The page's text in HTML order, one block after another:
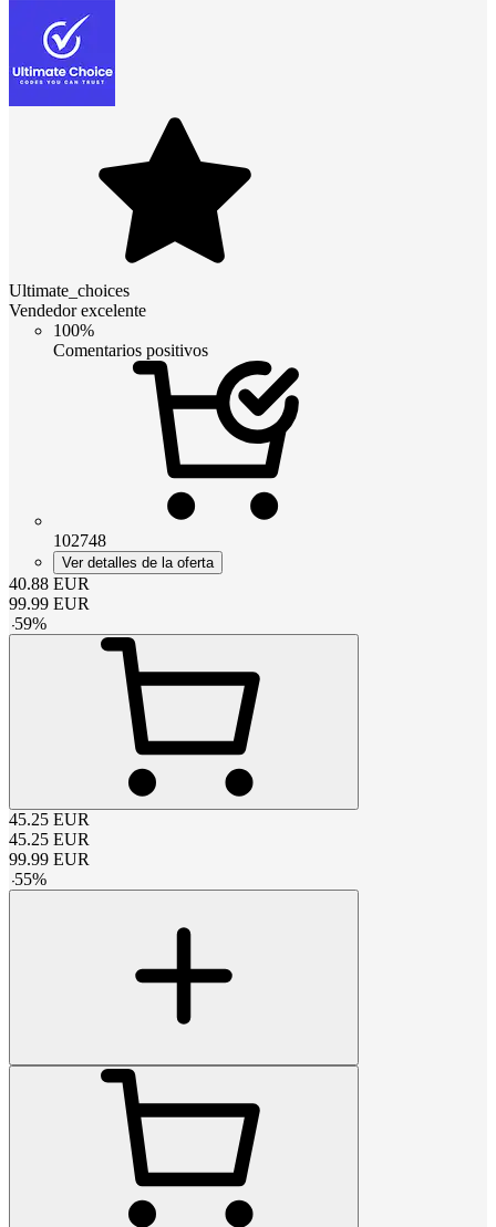
Ultimate_choices
Vendedor excelente
100%
Comentarios positivos
102748
Ver detalles de la oferta
40.88 EUR
99.99 EUR
-59%
45.25 EUR
45.25 EUR
99.99 EUR
-55%